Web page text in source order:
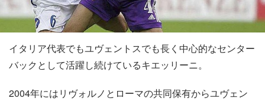
イタリア代表でもユヴェントスでも長く中心的なセンター
バックとして活躍し続けているキエッリーニ。
2004年にはリヴォルノとローマの共同保有からユヴェン